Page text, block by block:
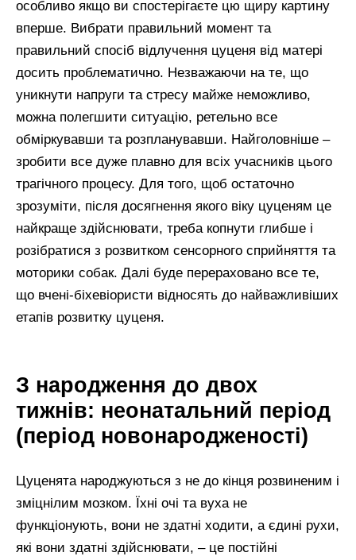
особливо якщо ви спостерігаєте цю щиру картину
вперше. Вибрати правильний момент та
правильний спосіб відлучення цуценя від матері
досить проблематично. Незважаючи на те, що
уникнути напруги та стресу майже неможливо,
можна полегшити ситуацію, ретельно все
обміркувавши та розпланувавши. Найголовніше –
зробити все дуже плавно для всіх учасників цього
трагічного процесу. Для того, щоб остаточно
зрозуміти, після досягнення якого віку цуценям це
найкраще здійснювати, треба копнути глибше і
розібратися з розвитком сенсорного сприйняття та
моторики собак. Далі буде перераховано все те,
що вчені-біхевіористи відносять до найважливіших
етапів розвитку цуценя.
З народження до двох
тижнів: неонатальний період
(період новонародженості)
Цуценята народжуються з не до кінця розвиненим і
зміцнілим мозком. Їхні очі та вуха не
функціонують, вони не здатні ходити, а єдині рухи,
які вони здатні здійснювати, – це постійні